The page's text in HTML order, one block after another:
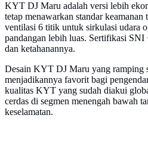
KYT DJ Maru adalah versi lebih
tetap menawarkan standar
ventilasi 6 titik untuk sirkulasi udara
pandangan lebih luas. Sertifikasi
dan ketahanannya.
Desain KYT DJ Maru yang ramping
menjadikannya favorit bagi
kualitas KYT yang sudah diakui
cerdas di segmen menengah bawah
keselamatan.